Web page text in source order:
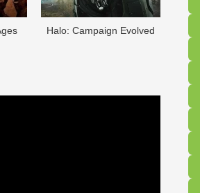
Halo: Campaign Evolved